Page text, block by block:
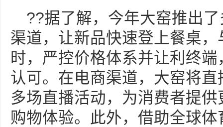
??据了解，今年大窑推出
渠道，让新品快速登上餐桌
时，严控价格体系并让利终端
认可。在电商渠道，大窑将
多场直播活动，为消费者提
购物体验。此外，借助全球